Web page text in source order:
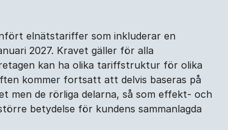
elnätstariffer som inkluderar en
2027. Kravet gäller för alla
kan ha olika tariffstruktur för olika
kommer fortsatt att delvis baseras på
men de rörliga delarna, så som effekt- och
betydelse för kundens sammanlagda